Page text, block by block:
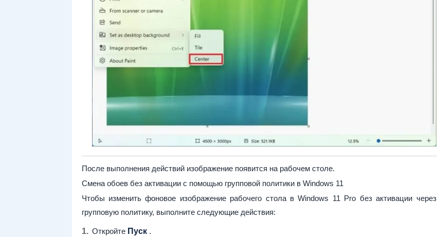
После выполнения действий изображение появится на рабочем столе.
Смена обоев без активации с помощью групповой политики в Windows 11
Чтобы изменить фоновое изображение рабочего стола в Windows 11 Pro без активации через
групповую политику, выполните следующие действия:
Откройте Пуск.